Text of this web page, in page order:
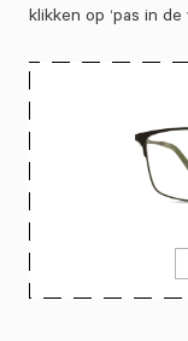
klikken op ‘pas in de